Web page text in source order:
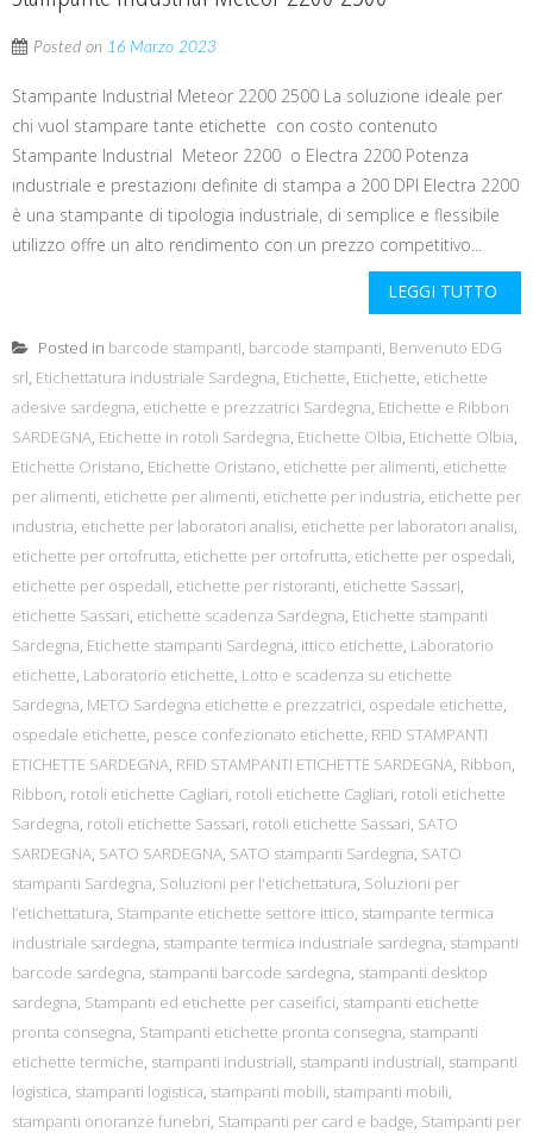
Posted on 16 Marzo 2023
Stampante Industrial Meteor 2200 2500 La soluzione ideale per
chi vuol stampare tante etichette con costo contenuto
Stampante Industrial Meteor 2200 o Electra 2200 Potenza
industriale e prestazioni definite di stampa a 200 DPI Electra 2200
è una stampante di tipologia industriale, di semplice e flessibile
utilizzo offre un alto rendimento con un prezzo competitivo...
LEGGI TUTTO
Posted in barcode stampanti, barcode stampanti, Benvenuto EDG
srl, Etichettatura industriale Sardegna, Etichette, Etichette, etichette
adesive sardegna, etichette e prezzatrici Sardegna, Etichette e Ribbon
SARDEGNA, Etichette in rotoli Sardegna, Etichette Olbia, Etichette Olbia,
Etichette Oristano, Etichette Oristano, etichette per alimenti, etichette
per alimenti, etichette per alimenti, etichette per industria, etichette per
industria, etichette per laboratori analisi, etichette per laboratori analisi,
etichette per ortofrutta, etichette per ortofrutta, etichette per ospedali,
etichette per ospedali, etichette per ristoranti, etichette Sassari,
etichette Sassari, etichette scadenza Sardegna, Etichette stampanti
Sardegna, Etichette stampanti Sardegna, ittico etichette, Laboratorio
etichette, Laboratorio etichette, Lotto e scadenza su etichette
Sardegna, METO Sardegna etichette e prezzatrici, ospedale etichette,
ospedale etichette, pesce confezionato etichette, RFID STAMPANTI
ETICHETTE SARDEGNA, RFID STAMPANTI ETICHETTE SARDEGNA, Ribbon,
Ribbon, rotoli etichette Cagliari, rotoli etichette Cagliari, rotoli etichette
Sardegna, rotoli etichette Sassari, rotoli etichette Sassari, SATO
SARDEGNA, SATO SARDEGNA, SATO stampanti Sardegna, SATO
stampanti Sardegna, Soluzioni per l'etichettatura, Soluzioni per
l’etichettatura, Stampante etichette settore ittico, stampante termica
industriale sardegna, stampante termica industriale sardegna, stampanti
barcode sardegna, stampanti barcode sardegna, stampanti desktop
sardegna, Stampanti ed etichette per caseifici, stampanti etichette
pronta consegna, Stampanti etichette pronta consegna, stampanti
etichette termiche, stampanti industriali, stampanti industriali, stampanti
logistica, stampanti logistica, stampanti mobili, stampanti mobili,
stampanti onoranze funebri, Stampanti per card e badge, Stampanti per